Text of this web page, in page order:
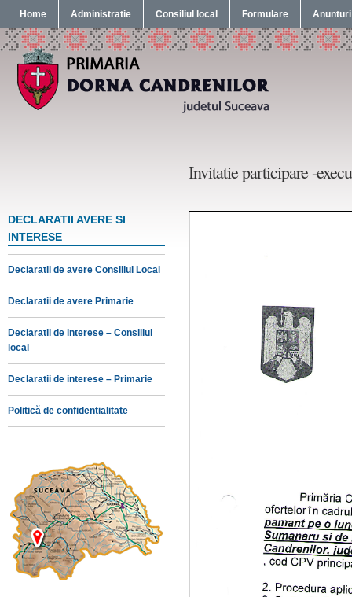
Home Administratie Consiliul local Formulare Anunturi
Invitatie participare -
DECLARATII AVERE SI
INTERESE
Declaratii de avere Consiliul Local
Declaratii de avere Primarie
Declaratii de interese – Consiliul
local
Declaratii de interese – Primarie
Politică de confidențialitate